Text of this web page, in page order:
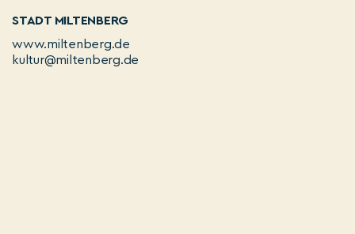
STADT MILTENBERG
www.miltenberg.de
kultur@miltenberg.de